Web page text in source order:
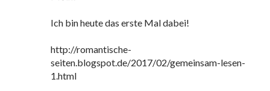
Ich bin heute das erste Mal dabei!
http://romantische-
seiten.blogspot.de/2017/02/gemeinsam-lesen-
1.html